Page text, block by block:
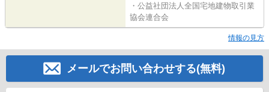
・公益社団法人全国宅地建物取引業
協会連合会
情報の見方
メールでお問い合わせする(無料)